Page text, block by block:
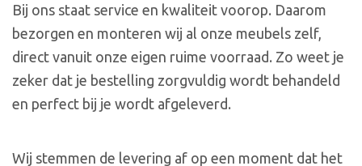
Bij ons staat service en kwaliteit voorop. Daarom
bezorgen en monteren wij al onze meubels zelf,
direct vanuit onze eigen ruime voorraad. Zo weet je
zeker dat je bestelling zorgvuldig wordt behandeld
en perfect bij je wordt afgeleverd.
Wij stemmen de levering af op een moment dat het